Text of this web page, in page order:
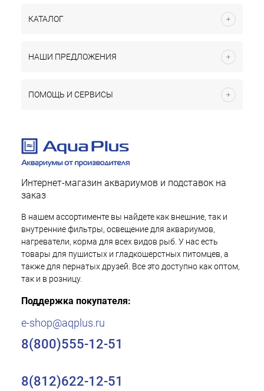
КАТАЛОГ
НАШИ ПРЕДЛОЖЕНИЯ
ПОМОЩЬ И СЕРВИСЫ
Интернет-магазин аквариумов и подставок на
заказ
В нашем ассортименте вы найдете как внешние, так и
внутренние фильтры, освещение для аквариумов,
нагреватели, корма для всех видов рыб. У нас есть
товары для пушистых и гладкошерстных питомцев, а
также для пернатых друзей. Все это доступно как оптом,
так и в розницу.
Поддержка покупателя:
e-shop@aqplus.ru
8(800)555-12-51
8(812)622-12-51